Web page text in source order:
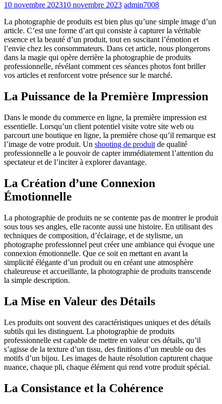
10 novembre 202310 novembre 2023 admin7008
La photographie de produits est bien plus qu’une simple image d’un
article. C’est une forme d’art qui consiste à capturer la véritable
essence et la beauté d’un produit, tout en suscitant l’émotion et
l’envie chez les consommateurs. Dans cet article, nous plongerons
dans la magie qui opère derrière la photographie de produits
professionnelle, révélant comment ces séances photos font briller
vos articles et renforcent votre présence sur le marché.
La Puissance de la Première Impression
Dans le monde du commerce en ligne, la première impression est
essentielle. Lorsqu’un client potentiel visite votre site web ou
parcourt une boutique en ligne, la première chose qu’il remarque est
l’image de votre produit. Un shooting de produit de qualité
professionnelle a le pouvoir de capter immédiatement l’attention du
spectateur et de l’inciter à explorer davantage.
La Création d’une Connexion
Émotionnelle
La photographie de produits ne se contente pas de montrer le produit
sous tous ses angles, elle raconte aussi une histoire. En utilisant des
techniques de composition, d’éclairage, et de stylisme, un
photographe professionnel peut créer une ambiance qui évoque une
connexion émotionnelle. Que ce soit en mettant en avant la
simplicité élégante d’un produit ou en créant une atmosphère
chaleureuse et accueillante, la photographie de produits transcende
la simple description.
La Mise en Valeur des Détails
Les produits ont souvent des caractéristiques uniques et des détails
subtils qui les distinguent. La photographie de produits
professionnelle est capable de mettre en valeur ces détails, qu’il
s’agisse de la texture d’un tissu, des finitions d’un meuble ou des
motifs d’un bijou. Les images de haute résolution capturent chaque
nuance, chaque pli, chaque élément qui rend votre produit spécial.
La Consistance et la Cohérence